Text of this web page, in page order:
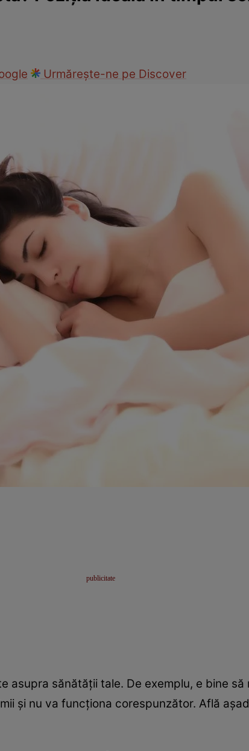
Urmărește-ne pe Discover
asupra sănătăţii tale. De exemplu, e bine
şi nu va funcţiona corespunzător. Află